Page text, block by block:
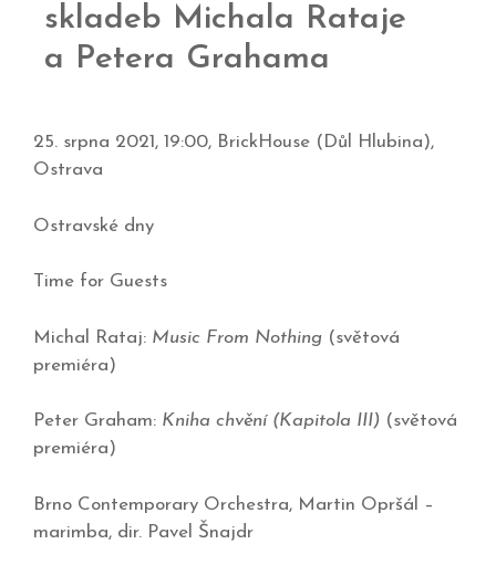
skladeb Michala Rataje
a Petera Grahama
25. srpna 2021, 19:00, BrickHouse (Důl Hlubina),
Ostrava
Ostravské dny
Time for Guests
Michal Rataj: Music From Nothing (světová
premiéra)
Peter Graham: Kniha chvění (Kapitola III) (světová
premiéra)
Brno Contemporary Orchestra, Martin Opršál –
marimba, dir. Pavel Šnajdr